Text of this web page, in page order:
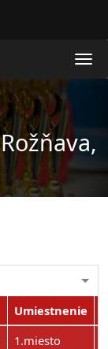
Umiestnenie
1.miesto